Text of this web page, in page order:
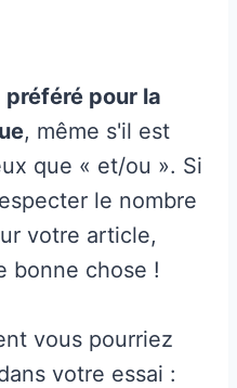
préféré pour la
, même s'il est
que « et/ou ». Si
le nombre
votre article,
bonne chose !
vous pourriez
votre essai :